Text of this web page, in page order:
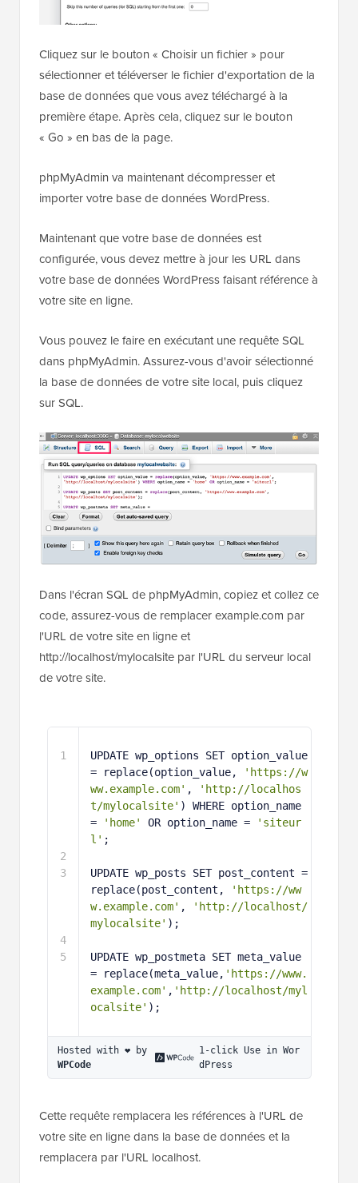
Cliquez sur le bouton « Choisir un fichier » pour
sélectionner et téléverser le fichier d'exportation de la
base de données que vous avez téléchargé à la
première étape. Après cela, cliquez sur le bouton
« Go » en bas de la page.
phpMyAdmin va maintenant décompresser et
importer votre base de données WordPress.
Maintenant que votre base de données est
configurée, vous devez mettre à jour les URL dans
votre base de données WordPress faisant référence à
votre site en ligne.
Vous pouvez le faire en exécutant une requête SQL
dans phpMyAdmin. Assurez-vous d'avoir sélectionné
la base de données de votre site local, puis cliquez
sur SQL.
Dans l'écran SQL de phpMyAdmin, copiez et collez ce
code, assurez-vous de remplacer example.com par
l'URL de votre site en ligne et
http://localhost/mylocalsite par l'URL du serveur local
de votre site.
1
2
3
4
5
UPDATE wp_options SET option_value
= replace(option_value,
'https://w
ww.example.com' ,
'http://localhos
t/mylocalsite' ) WHERE option_name
=
'home' OR option_name =
'siteur
l' ;
UPDATE wp_posts SET post_content =
replace(post_content,
'https://ww
w.example.com' ,
'http://localhost/
mylocalsite' );
UPDATE wp_postmeta SET meta_value
= replace(meta_value, 'https://www.
example.com' , 'http://localhost/myl
ocalsite' );
Hosted with ❤️ by
WPCode
1-click Use in Wor
dPress
Cette requête remplacera les références à l'URL de
votre site en ligne dans la base de données et la
remplacera par l'URL localhost.